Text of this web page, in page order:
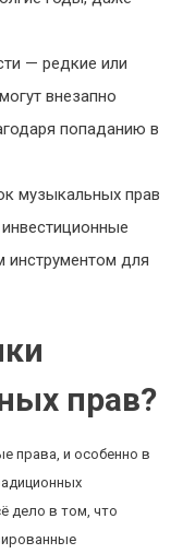
— редкие или
внезапно
попаданию в
музыкальных прав
инструментом для
прав?
права, и особенно в
дело в том, что